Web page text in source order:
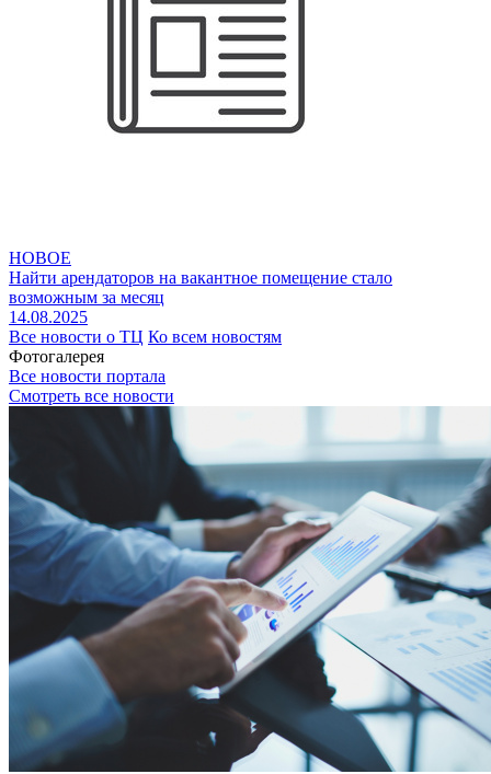
НОВОЕ
Найти арендаторов на вакантное помещение стало
возможным за месяц
14.08.2025
Все новости о ТЦ Ко всем новостям
Фотогалерея
Все новости портала
Смотреть все новости